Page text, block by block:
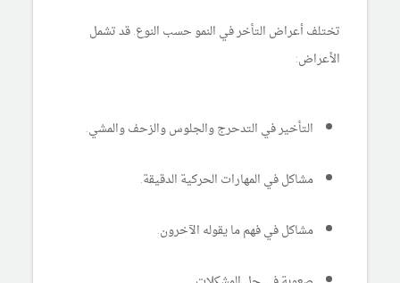
تختلف أعراض التأخر في النمو حسب النوع. قد تشمل
الأعراض:
التأخير في التدحرج والجلوس والزحف والمشي.
مشاكل في المهارات الحركية الدقيقة.
مشاكل في فهم ما يقوله الآخرون.